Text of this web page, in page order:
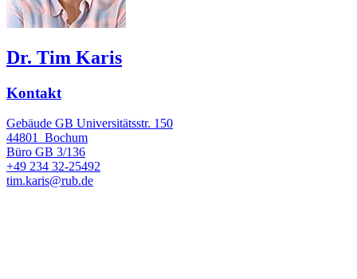
Dr. Tim Karis
Kontakt
Gebäude GB Universitätsstr. 150
44801 Bochum
Büro GB 3/136
+49 234 32-25492
tim.karis@rub.de